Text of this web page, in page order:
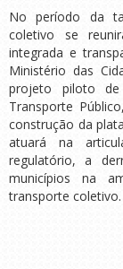
No período da
coletivo se
integrada e
Ministério das
projeto piloto
Transporte
construção da
atuará na
regulatório, a
municípios na
transporte coletivo.